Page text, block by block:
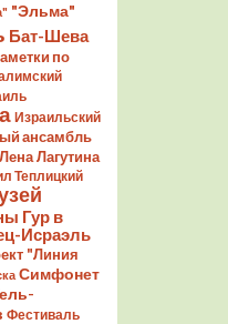
"Эльма"
Бат-Шева
по
Израильский
ансамбль
Лена Лагутина
Теплицкий
Гур в
Исраэль
"Линия
Симфонет
Фестиваль